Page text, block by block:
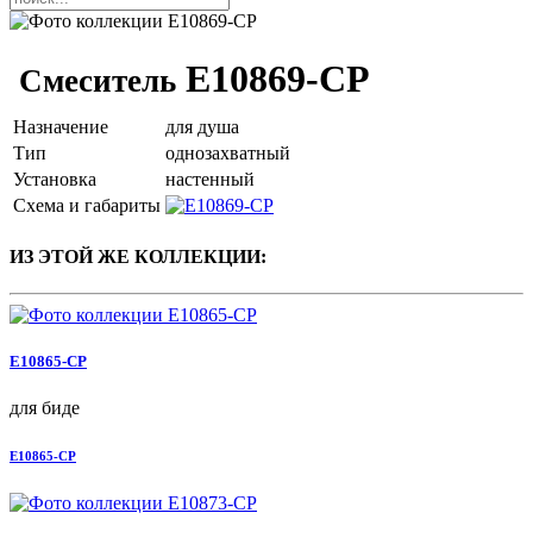
Смеситель E10869-CP
Назначение
для душа
Тип
однозахватный
Установка
настенный
Схема и габариты
ИЗ ЭТОЙ ЖЕ КОЛЛЕКЦИИ:
E10865-CP
для биде
E10865-CP